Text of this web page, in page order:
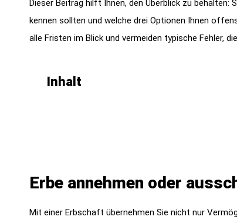
Dieser Beitrag hilft Ihnen, den Überblick zu
kennen sollten und welche drei Optionen Ihnen
alle Fristen im Blick und vermeiden typische Fehler,
Inhalt
Erbe annehmen oder
Mit einer Erbschaft übernehmen Sie nicht nur